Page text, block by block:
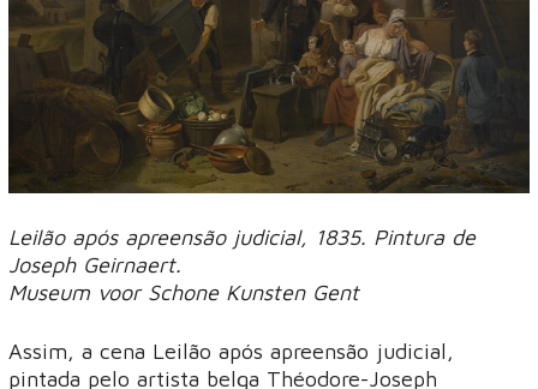
Leilão após apreensão judicial, 1835. Pintura de
Joseph Geirnaert.
Museum voor Schone Kunsten Gent
Assim, a cena Leilão após apreensão judicial,
pintada pelo artista belga Théodore-Joseph